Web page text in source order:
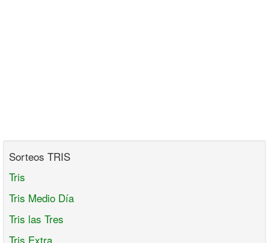
Sorteos TRIS
Tris
Tris Medio Día
Tris las Tres
Tris Extra